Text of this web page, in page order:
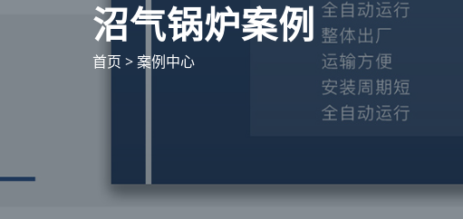
沼气锅炉案例
首页 >案例中心